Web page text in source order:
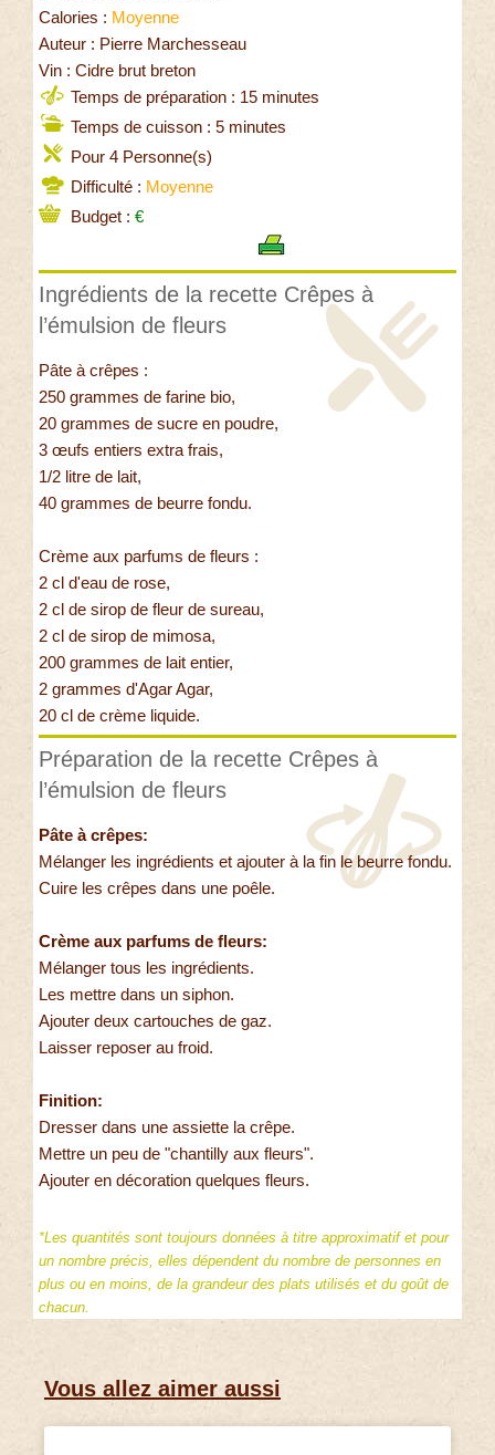
Calories : Moyenne
Auteur : Pierre Marchesseau
Vin : Cidre brut breton
Temps de préparation : 15 minutes
Temps de cuisson : 5 minutes
Pour 4 Personne(s)
Difficulté : Moyenne
Budget : €
Ingrédients de la recette Crêpes à
l’émulsion de fleurs
Pâte à crêpes :
250 grammes de farine bio,
20 grammes de sucre en poudre,
3 œufs entiers extra frais,
1/2 litre de lait,
40 grammes de beurre fondu.
Crème aux parfums de fleurs :
2 cl d'eau de rose,
2 cl de sirop de fleur de sureau,
2 cl de sirop de mimosa,
200 grammes de lait entier,
2 grammes d'Agar Agar,
20 cl de crème liquide.
Préparation de la recette Crêpes à
l’émulsion de fleurs
Pâte à crêpes:
Mélanger les ingrédients et ajouter à la fin le beurre fondu.
Cuire les crêpes dans une poêle.
Crème aux parfums de fleurs:
Mélanger tous les ingrédients.
Les mettre dans un siphon.
Ajouter deux cartouches de gaz.
Laisser reposer au froid.
Finition:
Dresser dans une assiette la crêpe.
Mettre un peu de "chantilly aux fleurs".
Ajouter en décoration quelques fleurs.
*Les quantités sont toujours données à titre approximatif et pour
un nombre précis, elles dépendent du nombre de personnes en
plus ou en moins, de la grandeur des plats utilisés et du goût de
chacun.
Vous allez aimer aussi